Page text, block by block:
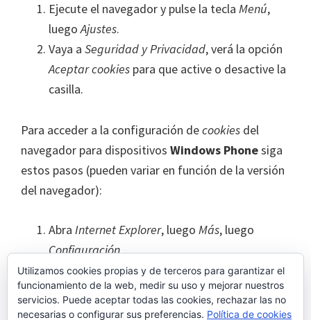
Ejecute el navegador y pulse la tecla Menú,
luegoAjustes.
Vaya a Seguridad y Privacidad, verá la opción
Aceptar cookies para que active o desactive la
casilla.
Para acceder a la configuración decookies del
navegador para dispositivos Windows Phonesiga
estos pasos (pueden variar en función de la versión
del navegador):
Abra Internet Explorer, luego Más, luego
Configuración
Ahora puede activar o desactivar la casilla
Permitir cookies.
Utilizamos cookies propias y de terceros para garantizar el
funcionamiento de la web, medir su uso y mejorar nuestros
servicios. Puede aceptar todas las cookies, rechazar las no
necesarias o configurar sus preferencias. Política de cookies